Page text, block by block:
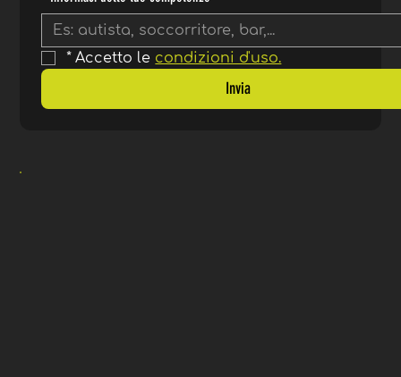
* Accetto le condizioni d'uso.
Invia